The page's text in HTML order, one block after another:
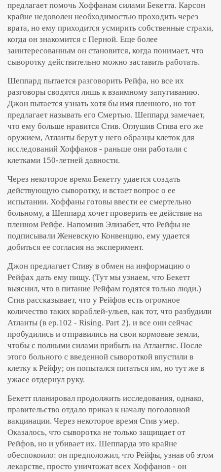
предлагает помочь Хоффанам силами Бекетта. Карсон
крайне недоволен необходимостью проходить через
врата, но ему приходится усмирить собственные страхи,
когда он знакомится с Перной. Еще более
заинтересованным он становится, когда понимает, что
сыворотку действительно можно заставить работать.
Шеппард пытается разговорить Рейфа, но все их
разговоры сводятся лишь к взаимному запугиванию.
Джон пытается узнать хотя бы имя пленного, но тот
предлагает называть его Смертью. Шеппард замечает,
что ему больше нравится Стив. Оглушив Стива его же
оружием, Атланты берут у него образцы клеток для
исследований Хоффанов - раньше они работали с
клетками 150-летней давности.
Через некоторое время Бекетту удается создать
действующую сыворотку, и встает вопрос о ее
испытании. Хоффаны готовы ввести ее смертельно
больному, а Шеппард хочет проверить ее действие на
пленном Рейфе. Напомнив Элизабет, что Рейфы не
подписывали Женевскую Конвенцию, ему удается
добиться ее согласия на эксперимент.
Джон предлагает Стиву в обмен на информацию о
Рейфах дать ему пищу. (Тут мы узнаем, что Бекетт
выяснил, что в питание Рейфам годятся только люди.)
Стив рассказывает, что у Рейфов есть огромное
количество таких кораблей-ульев, как тот, что разбудили
Атланты (в ep.102 - Rising. Part 2), и все они сейчас
пробудились и отправились на свои кормовые земли,
чтобы с полными силами прибыть на Атлантис. После
этого больного с введенной сывороткой впустили в
клетку к Рейфу; он попытался питаться им, но тут же в
ужасе отдернул руку.
Бекетт планировал продолжить исследования, однако,
правительство отдало приказ к началу поголовной
вакцинации. Через некоторое время Стив умер.
Оказалось, что сыворотка не только защищает от
Рейфов, но и убивает их. Шеппарда это крайне
обеспокоило: он предположил, что Рейфы, узнав об этом
лекарстве, просто уничтожат всех Хоффанов - он